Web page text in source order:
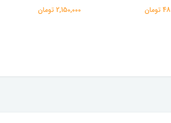
2,150,000 تومان